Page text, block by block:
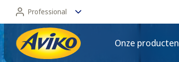
Professional
Professional
Onze producten